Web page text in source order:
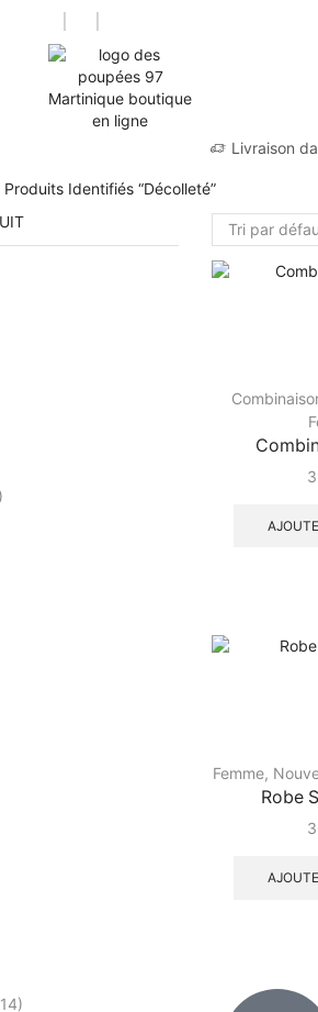
Livraison
Produits Identifiés “Décolleté”
Femme,
Robe